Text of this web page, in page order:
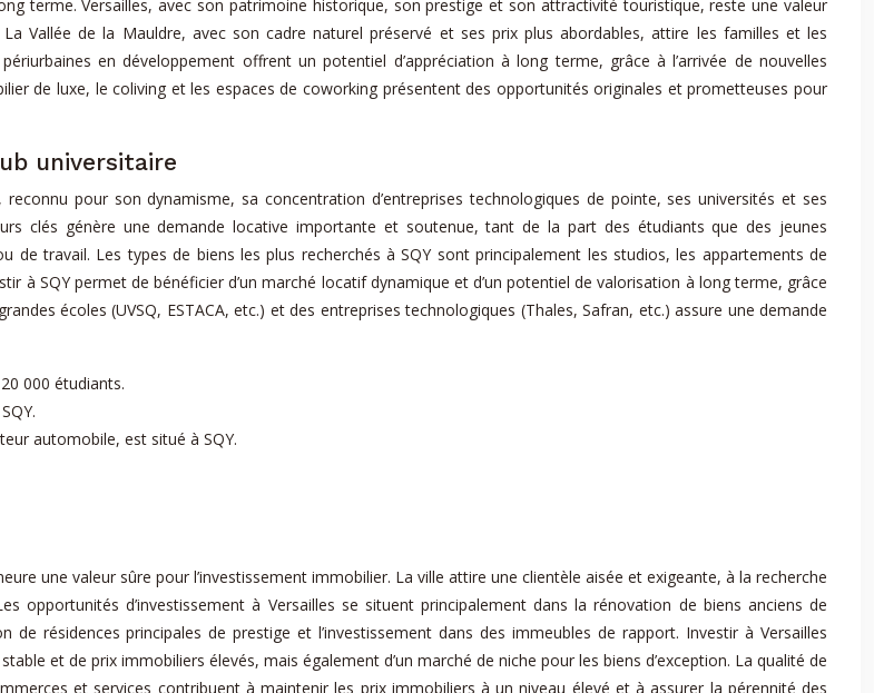
terme. Versailles, avec son patrimoine historique, son prestige et son attractivité touristique, reste une valeur
Vallée de la Mauldre, avec son cadre naturel préservé et ses prix plus abordables, attire les familles et les
en développement offrent un potentiel d’appréciation à long terme, grâce à l’arrivée de nouvelles
de luxe, le coliving et les espaces de coworking présentent des opportunités originales et prometteuses pour
universitaire
pour son dynamisme, sa concentration d’entreprises technologiques de pointe, ses universités et ses
clés génère une demande locative importante et soutenue, tant de la part des étudiants que des jeunes
de travail. Les types de biens les plus recherchés à SQY sont principalement les studios, les appartements de
à SQY permet de bénéficier d’un marché locatif dynamique et d’un potentiel de valorisation à long terme, grâce
écoles (UVSQ, ESTACA, etc.) et des entreprises technologiques (Thales, Safran, etc.) assure une demande
000 étudiants.
automobile, est situé à SQY.
une valeur sûre pour l’investissement immobilier. La ville attire une clientèle aisée et exigeante, à la recherche
opportunités d’investissement à Versailles se situent principalement dans la rénovation de biens anciens de
résidences principales de prestige et l’investissement dans des immeubles de rapport. Investir à Versailles
et de prix immobiliers élevés, mais également d’un marché de niche pour les biens d’exception. La qualité de
et services contribuent à maintenir les prix immobiliers à un niveau élevé et à assurer la pérennité des